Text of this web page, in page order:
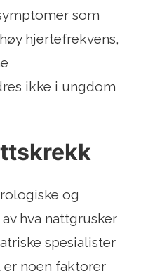
som
hjertefrekvens,
ikke i ungdom
og
hva nattgrusker
spesialister
noen faktorer